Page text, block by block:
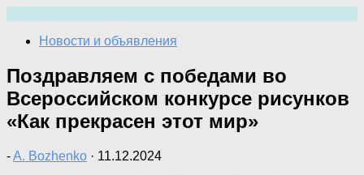
содержимому
Новости и объявления
Поздравляем с победами во
Всероссийском конкурсе рисунков
«Как прекрасен этот мир»
-A. Bozhenko · 11.12.2024